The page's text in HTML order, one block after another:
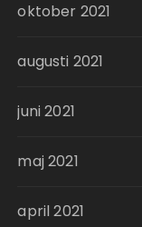
oktober 2021
augusti 2021
juni 2021
maj 2021
april 2021